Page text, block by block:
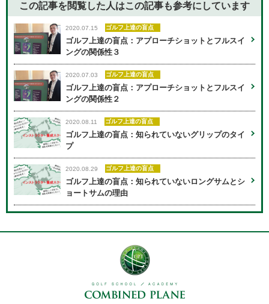
この記事を閲覧した人はこの記事も参考にしています
2020.07.15 ゴルフ上達の盲点
ゴルフ上達の盲点：アプローチショットとフルスイ
ングの関係性３
2020.07.03 ゴルフ上達の盲点
ゴルフ上達の盲点：アプローチショットとフルスイ
ングの関係性２
2020.08.11 ゴルフ上達の盲点
ゴルフ上達の盲点：知られていないグリップのタイ
プ
2020.08.29 ゴルフ上達の盲点
ゴルフ上達の盲点：知られていないロングサムとシ
ョートサムの理由
用賀校
046-205-7172